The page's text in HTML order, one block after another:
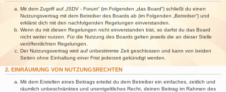
Mit dem Zugriff auf „ISDV - Forum“ (im Folgenden „das Board“) schließt du einen
Nutzungsvertrag mit dem Betreiber des Boards ab (im Folgenden „Betreiber“) und
erklärst dich mit den nachfolgenden Regelungen einverstanden.
Wenn du mit diesen Regelungen nicht einverstanden bist, so darfst du das Board
nicht weiter nutzen. Für die Nutzung des Boards gelten jeweils die an dieser Stelle
veröffentlichten Regelungen.
Der Nutzungsvertrag wird auf unbestimmte Zeit geschlossen und kann von beiden
Seiten ohne Einhaltung einer Frist jederzeit gekündigt werden.
2. EINRÄUMUNG VON NUTZUNGSRECHTEN
Mit dem Erstellen eines Beitrags erteilst du dem Betreiber ein einfaches, zeitlich und
räumlich unbeschränktes und unentgeltliches Recht, deinen Beitrag im Rahmen des